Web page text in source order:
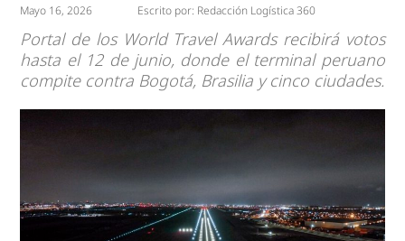
Mayo 16, 2026 Escrito por: Redacción Logística 360
Portal de los World Travel Awards recibirá votos
hasta el 12 de junio, donde el terminal peruano
compite contra Bogotá, Brasilia y cinco ciudades.